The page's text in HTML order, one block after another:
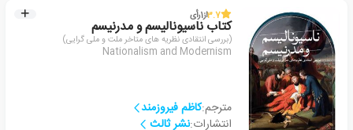
3.7از1رأی
کتاب ناسیونالیسم و مدرنیسم
(بررسی انتقادی نظریه های متاخر ملت و ملی گرایی)
Nationalism and Modernism
مترجم:کاظم فیروزمند
انتشارات:نشر ثالث